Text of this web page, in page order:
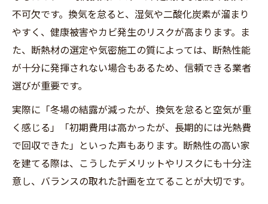
不可欠です。換気を怠ると、湿気や二酸化炭素が溜まり
やすく、健康被害やカビ発生のリスクが高まります。ま
た、断熱材の選定や気密施工の質によっては、断熱性能
が十分に発揮されない場合もあるため、信頼できる業者
選びが重要です。
実際に「冬場の結露が減ったが、換気を怠ると空気が重
く感じる」「初期費用は高かったが、長期的には光熱費
で回収できた」といった声もあります。断熱性の高い家
を建てる際は、こうしたデメリットやリスクにも十分注
意し、バランスの取れた計画を立てることが大切です。